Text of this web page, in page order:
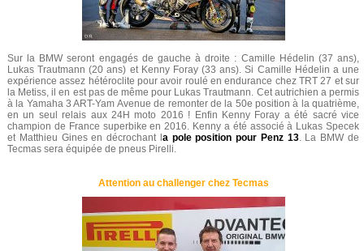
Sur la BMW seront engagés de gauche à droite : Camille Hédelin (37 ans),
Lukas Trautmann (20 ans) et Kenny Foray (33 ans). Si Camille Hédelin a une
expérience assez hétéroclite pour avoir roulé en endurance chez TRT 27 et sur
la Metiss, il en est pas de même pour Lukas Trautmann. Cet autrichien a permis
à la Yamaha 3 ART-Yam Avenue de remonter de la 50e position à la quatrième,
en un seul relais aux 24H moto 2016 ! Enfin Kenny Foray a été sacré vice
champion de France superbike en 2016. Kenny a été associé à Lukas Specek
et Matthieu Gines en décrochant l a pole position pour Penz 13. La BMW de
Tecmas sera équipée de pneus Pirelli.
Attention au challenger chez Tecmas